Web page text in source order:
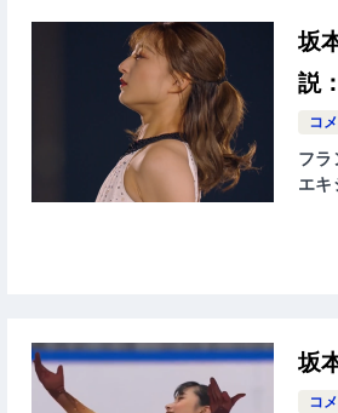
坂
説
コ
フ
エキ
坂
コ